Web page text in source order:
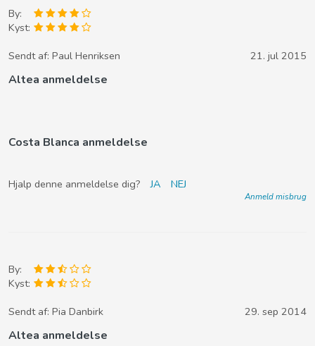
By:
Kyst:
Sendt af: Paul Henriksen 21. jul 2015
Altea anmeldelse
Costa Blanca anmeldelse
Hjalp denne anmeldelse dig? JA NEJ
Anmeld misbrug
By:
Kyst:
Sendt af: Pia Danbirk 29. sep 2014
Altea anmeldelse